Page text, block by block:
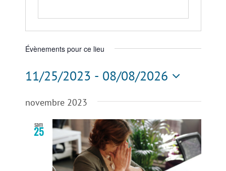
Évènements pour ce lieu
11/25/2023 - 08/08/2026
une
novembre 2023
sam
25